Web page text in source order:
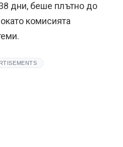
дни, беше плътно до
комисията